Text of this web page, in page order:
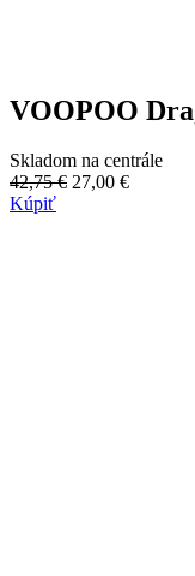
VOOPOO
Skladom na centrále
42,75 € 27,00 €
Kúpiť